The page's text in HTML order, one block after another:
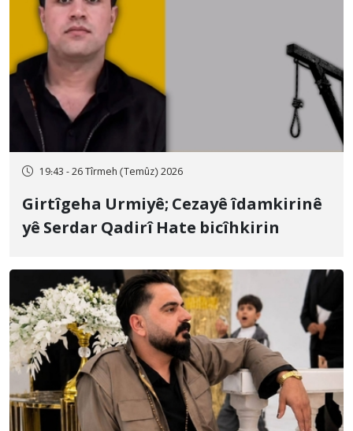
19:43 - 26 Tîrmeh (Temûz) 2026
Girtîgeha Urmiyê; Cezayê îdamkirinê
yê Serdar Qadirî Hate bicîhkirin